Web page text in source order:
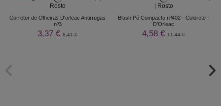
Corretor de Olheiras D'orleac Antirrugas
nº3
3,37 € 8,41 €
Blush Pó Compacto nº402 - Colorete -
D'Orleac
4,58 € 11,44 €